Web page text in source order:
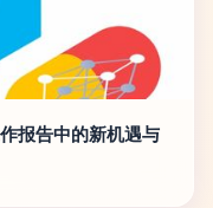
报告中的新机遇与